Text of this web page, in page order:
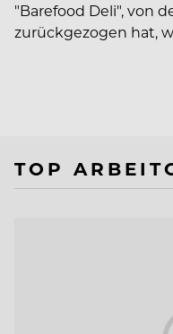
"Barefood Deli", von
zurückgezogen hat,
TOP